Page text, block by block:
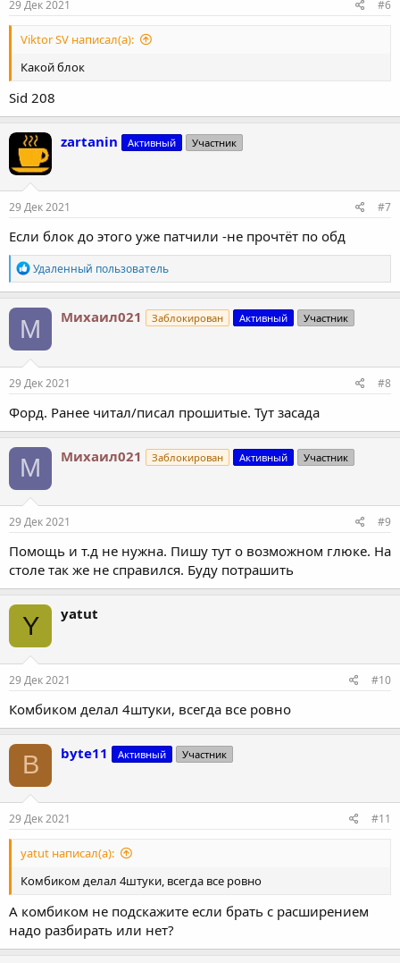
29 Дек 2021 #6
Viktor SV написал(а):
Какой блок
Sid 208
zartanin Активный Участник
29 Дек 2021 #7
Если блок до этого уже патчили -не прочтёт по обд
Р
е
а
к
ц
и
и
:
Удаленный пользователь
М Михаил021 Заблокирован Активный Участник
29 Дек 2021 #8
Форд. Ранее читал/писал прошитые. Тут засада
М Михаил021 Заблокирован Активный Участник
29 Дек 2021 #9
Помощь и т.д не нужна. Пишу тут о возможном глюке. На
столе так же не справился. Буду потрашить
Y yatut
29 Дек 2021 #10
Комбиком делал 4штуки, всегда все ровно
B byte11 Активный Участник
29 Дек 2021 #11
yatut написал(а):
Комбиком делал 4штуки, всегда все ровно
А комбиком не подскажите если брать с расширением
надо разбирать или нет?